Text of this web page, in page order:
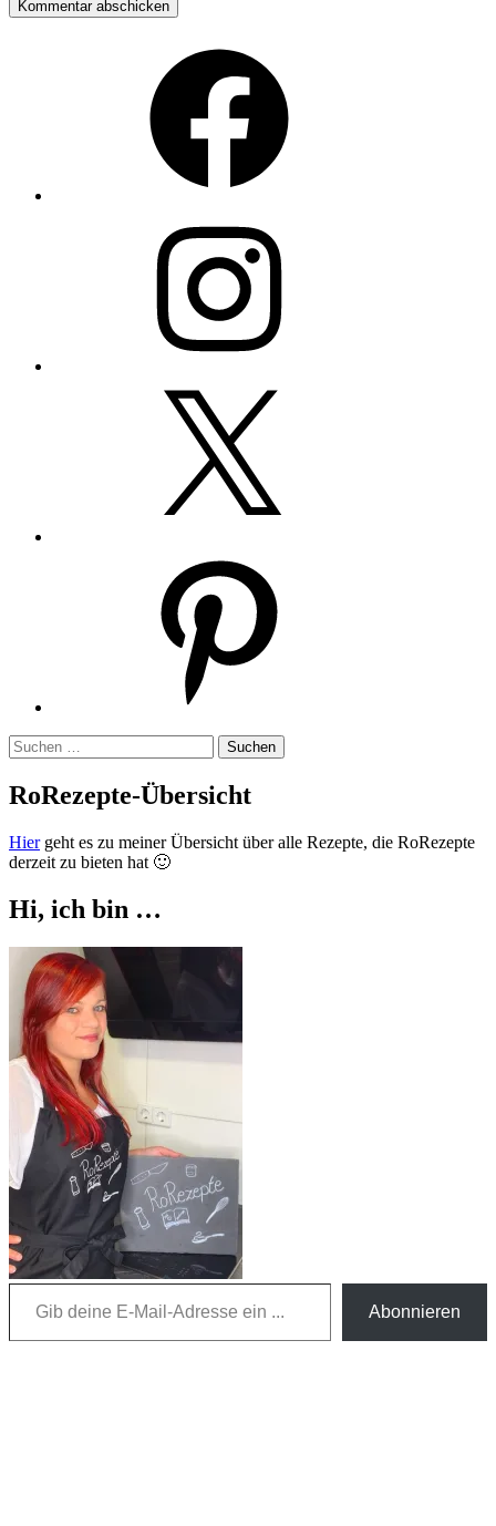
Suchen
nach:
RoRezepte-Übersicht
Hiergeht es zu meiner Übersicht über alle Rezepte, die RoRezepte
derzeit zu bieten hat 🙂
Hi, ich bin …
Gib deine E-Mail-Adresse ein ...
Abonnieren